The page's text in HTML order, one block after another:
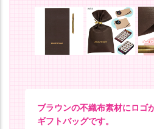
ブラウンの不織布素材にロゴ
ギフトバッグです。